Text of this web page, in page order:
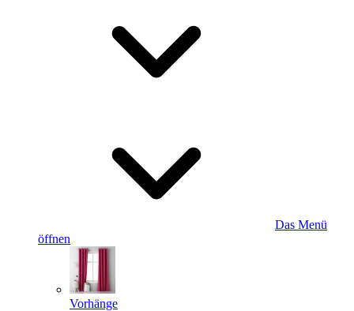
Das Menü
öffnen
Vorhänge